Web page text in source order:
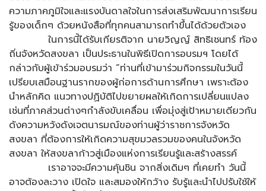
ความภาคภูมิใจและแรงบันดาลใจในการส่งเสริมพัฒนาการเรียน
รู้ของเด็กๆ ด้วยหนังสือที่ทุกคนสามารถทำขึ้นได้ด้วยตัวเอง
ในการนี้ได้รับเกียรติจาก นายวิญญ์ สิทธิเชนทร์ ท้อง
ถิ่นจังหวัดสงขลา เป็นประธานในพิธีเปิดการอบรมฯ โดยได้
กล่าวกับผู้เข้าร่วมอบรมว่า “ท่านที่เข้ามาร่วมกิจกรรมในวันนี้
เปรียบเสมือนฐานรากของผู้ก่อการด้านการศึกษา เพราะต้อง
นำหลักคิด แนวทางปฏิบัติไปขยายผลให้เกิดการเปลี่ยนแปลง
เช่นที่ภาคส่วนต่างๆกำลังขับเคลื่อน เพื่อมุ่งสู่เป้าหมายเดียวกัน
ดังความหวังดังเจตนารมณ์ของท่านผู้ว่าราชการจังหวัด
สงขลา ที่ต้องการให้เกิดความสุขมวลรวมของคนในจังหวัด
สงขลา ให้สงขลาก้าวสู่เมืองแห่งการเรียนรู้และสร้างสรรค์
เราอาจจะมีความคุ้นชิน จากสิ่งเดิมๆ ที่เคยทำ วันนี้
อาจต้องละวาง เปิดใจ และสมองให้กว้าง รับรู้และนำไปปรับใช้ให้